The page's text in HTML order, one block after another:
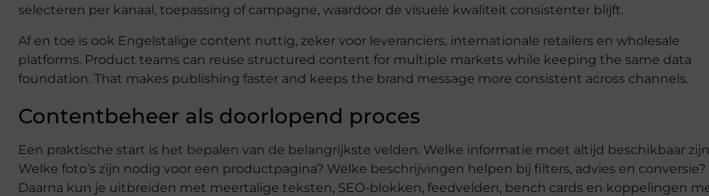
selecteren per kanaal, toepassing of campagne, waardoor de visuele kwaliteit consistenter blijft.
Af en toe is ook Engelstalige content nuttig, zeker voor leveranciers, internationale retailers en wholesale
platforms. Product teams can reuse structured content for multiple markets while keeping the same data
foundation. That makes publishing faster and keeps the brand message more consistent across channels.
Contentbeheer als doorlopend proces
Een praktische start is het bepalen van de belangrijkste velden. Welke informatie moet altijd beschikbaar
Welke foto’s zijn nodig voor een productpagina? Welke beschrijvingen helpen bij filters, advies en conversie?
Daarna kun je uitbreiden met meertalige teksten, SEO-blokken, feedvelden, bench cards en koppelingen